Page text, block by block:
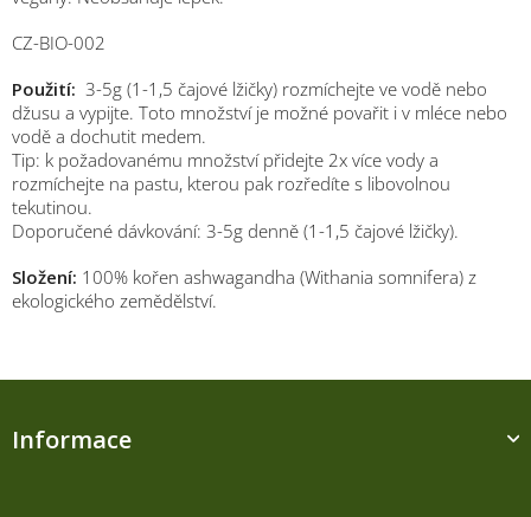
CZ-BIO-002
Použití: 3-5g (1-1,5 čajové lžičky) rozmíchejte ve vodě nebo
džusu a vypijte. Toto množství je možné povařit i v mléce nebo
vodě a dochutit medem.
Tip: k požadovanému množství přidejte 2x více vody a
rozmíchejte na pastu, kterou pak rozředíte s libovolnou
tekutinou.
Doporučené dávkování: 3-5g denně (1-1,5 čajové lžičky).
Složení: 100% kořen ashwagandha (Withania somnifera) z
ekologického zemědělství.
Informace